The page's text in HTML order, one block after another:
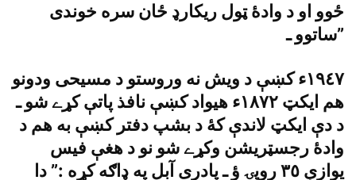
ځوو او د وادۀ ټول ريکارډ ځان سره خوندى
ساتوو ـ”
١٩٤٧ء کښې د ويش نه وروستو د مسيحى ودونو
هم ايکټ ١٨٧٢ء هيواد کښې نافذ پاتې کړے شو ـ
د دې ايکټ لاندې کۀ د بشپ دفتر کښې به هم د
وادۀ رجسټريشن وکړے شو نو د هغې فيس
يوازې ٣٥ روپۍ ؤ ـ پادرى آبل په ډاګه کړه :” دا